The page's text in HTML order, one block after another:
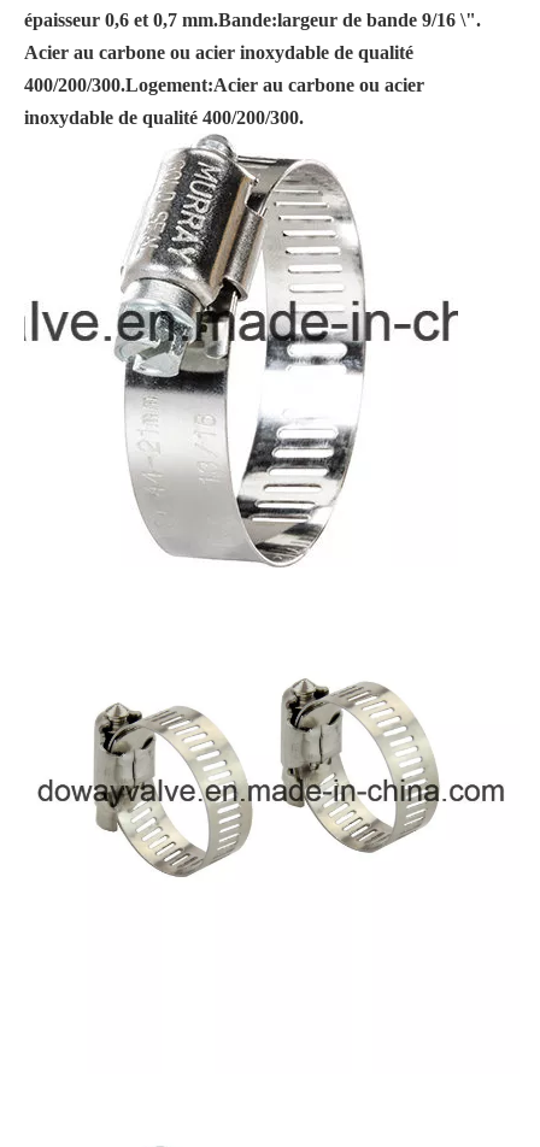
épaisseur 0,6 et 0,7 mm.Bande:largeur de bande 9/16 \".
Acier au carbone ou acier inoxydable de qualité
400/200/300.Logement:Acier au carbone ou acier
inoxydable de qualité 400/200/300.